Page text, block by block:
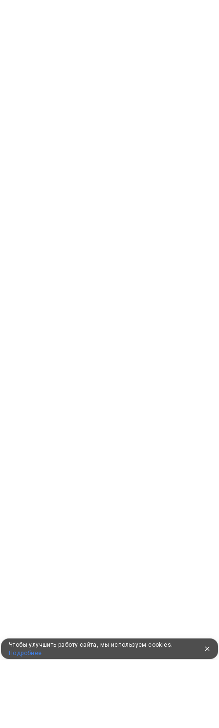
Чтобы улучшить работу сайта, мы используем cookies.
Подробнее